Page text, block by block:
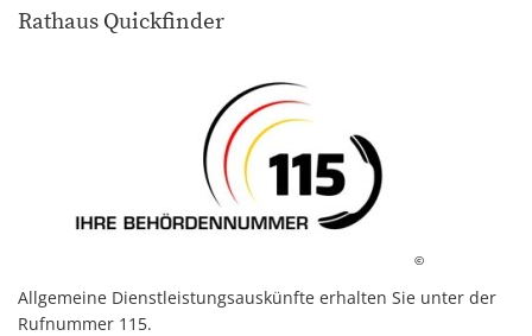
Rathaus Quickfinder
©
Allgemeine Dienstleistungsauskünfte erhalten Sie unter der
Rufnummer 115.